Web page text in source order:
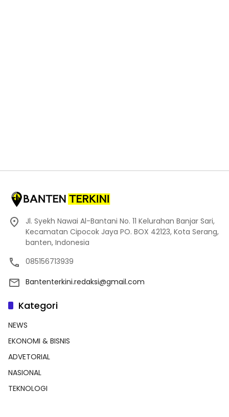
Jl. Syekh Nawai Al-Bantani No. 11 Kelurahan Banjar Sari,
Kecamatan Cipocok Jaya PO. BOX 42123, Kota Serang,
banten, Indonesia
085156713939
Bantenterkini.redaksi@gmail.com
Kategori
NEWS
EKONOMI & BISNIS
ADVETORIAL
NASIONAL
TEKNOLOGI